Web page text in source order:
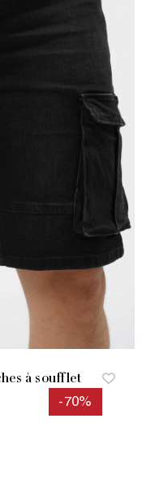
à soufflet
-70%